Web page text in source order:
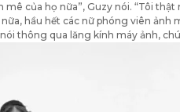
mê của họ nữa”, Guzy nói. “Tôi
hầu hết các nữ phóng viên ảnh
thông qua lăng kính máy ảnh,